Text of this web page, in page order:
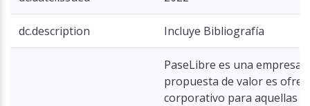
dc.description Incluye Bibliografía
PaseLibre es una empresa
propuesta de valor es
corporativo para aquellas